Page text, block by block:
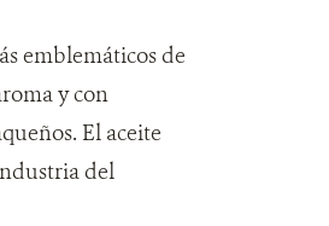
emblemáticos de
y con
El aceite
del